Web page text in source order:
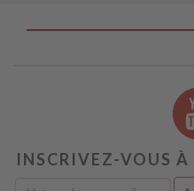
INSCRIVEZ-VOUS À